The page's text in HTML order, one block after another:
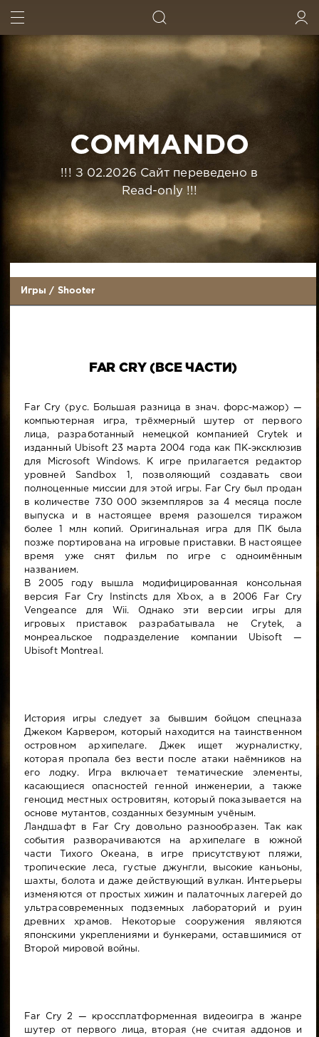
COMMANDO
!!! З 02.2026 Сайт переведено в
Read-only !!!
Игры / Shooter
FAR CRY (ВСЕ ЧАСТИ)
Far Cry (рус. Большая разница в знач. форс-мажор) —
компьютерная игра, трёхмерный шутер от первого
лица, разработанный немецкой компанией Crytek и
изданный Ubisoft 23 марта 2004 года как ПК-эксклюзив
для Microsoft Windows. К игре прилагается редактор
уровней Sandbox 1, позволяющий создавать свои
полноценные миссии для этой игры. Far Cry был продан
в количестве 730 000 экземпляров за 4 месяца после
выпуска и в настоящее время разошелся тиражом
более 1 млн копий. Оригинальная игра для ПК была
позже портирована на игровые приставки. В настоящее
время уже снят фильм по игре с одноимённым
названием.
В 2005 году вышла модифицированная консольная
версия Far Cry Instincts для Xbox, а в 2006 Far Cry
Vengeance для Wii. Однако эти версии игры для
игровых приставок разрабатывала не Crytek, а
монреальское подразделение компании Ubisoft —
Ubisoft Montreal.
История игры следует за бывшим бойцом спецназа
Джеком Карвером, который находится на таинственном
островном архипелаге. Джек ищет журналистку,
которая пропала без вести после атаки наёмников на
его лодку. Игра включает тематические элементы,
касающиеся опасностей генной инженерии, а также
геноцид местных островитян, который показывается на
основе мутантов, созданных безумным учёным.
Ландшафт в Far Cry довольно разнообразен. Так как
события разворачиваются на архипелаге в южной
части Тихого Океана, в игре присутствуют пляжи,
тропические леса, густые джунгли, высокие каньоны,
шахты, болота и даже действующий вулкан. Интерьеры
изменяются от простых хижин и палаточных лагерей до
ультрасовременных подземных лабораторий и руин
древних храмов. Некоторые сооружения являются
японскими укреплениями и бункерами, оставшимися от
Второй мировой войны.
Far Cry 2 — кроссплатформенная видеоигра в жанре
шутер от первого лица, вторая (не считая аддонов и